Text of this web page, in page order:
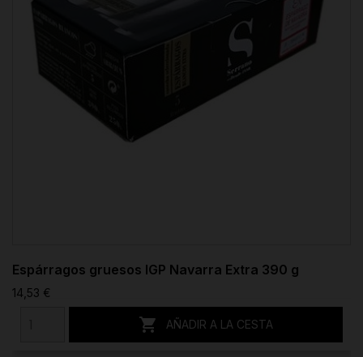
Espárragos gruesos IGP Navarra Extra 390 g
14,53 €
 AÑADIR A LA CESTA